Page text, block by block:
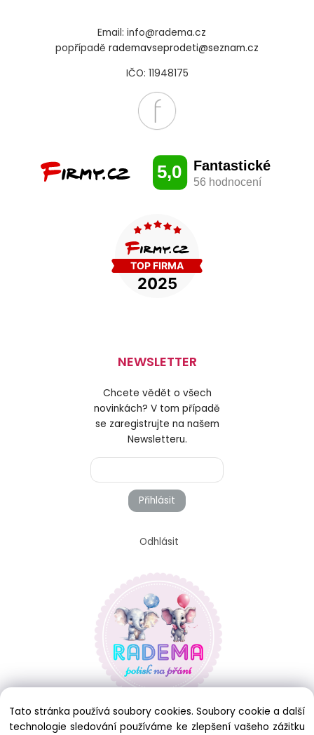
Email: info@radema.cz
popřípadě rademavseprodeti@seznam.cz
IČO: 11948175
NEWSLETTER
Chcete vědět o všech
novinkách? V tom případě
se zaregistrujte na našem
Newsletteru.
Přihlásit
Odhlásit
Tato stránka používá soubory cookies. Soubory cookie a další
technologie sledování používáme ke zlepšení vašeho zážitku